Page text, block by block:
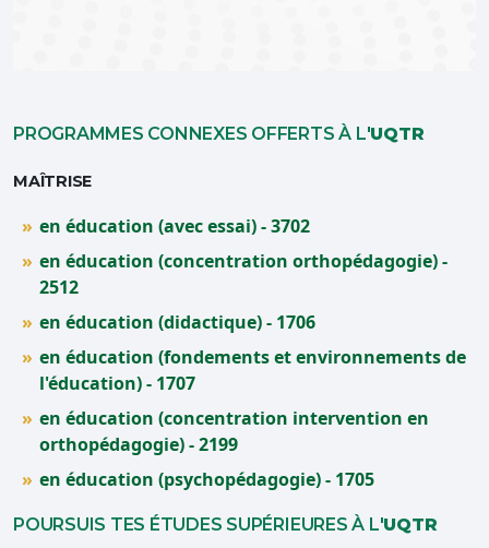
PROGRAMMES CONNEXES OFFERTS À L'UQTR
MAÎTRISE
en éducation (avec essai) - 3702
en éducation (concentration orthopédagogie) -
2512
en éducation (didactique) - 1706
en éducation (fondements et environnements de
l'éducation) - 1707
en éducation (concentration intervention en
orthopédagogie) - 2199
en éducation (psychopédagogie) - 1705
POURSUIS TES ÉTUDES SUPÉRIEURES À L'UQTR